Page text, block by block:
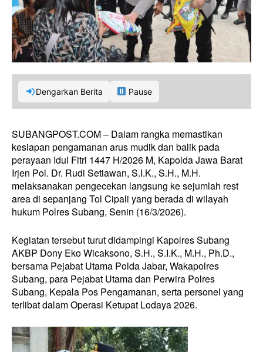
Dengarkan Berita Pause
SUBANGPOST.COM – Dalam rangka memastikan
kesiapan pengamanan arus mudik dan balik pada
perayaan Idul Fitri 1447 H/2026 M, Kapolda Jawa Barat
Irjen Pol. Dr. Rudi Setiawan, S.I.K., S.H., M.H.
melaksanakan pengecekan langsung ke sejumlah rest
area di sepanjang Tol Cipali yang berada di wilayah
hukum Polres Subang, Senin (16/3/2026).
Kegiatan tersebut turut didampingi Kapolres Subang
AKBP Dony Eko Wicaksono, S.H., S.I.K., M.H., Ph.D.,
bersama Pejabat Utama Polda Jabar, Wakapolres
Subang, para Pejabat Utama dan Perwira Polres
Subang, Kepala Pos Pengamanan, serta personel yang
terlibat dalam Operasi Ketupat Lodaya 2026.